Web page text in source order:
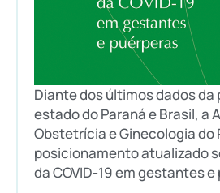
Diante dos últimos dados da
estado do Paraná e Brasil, a
Obstetrícia e Ginecologia do
posicionamento atualizado
da COVID-19 em gestantes